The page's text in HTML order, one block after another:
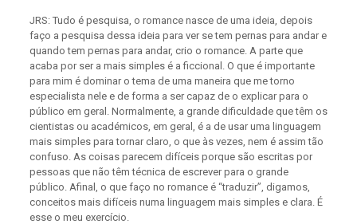
JRS: Tudo é pesquisa, o romance nasce de uma ideia, depois
faço a pesquisa dessa ideia para ver se tem pernas para andar e
quando tem pernas para andar, crio o romance. A parte que
acaba por ser a mais simples é a ficcional. O que é importante
para mim é dominar o tema de uma maneira que me torno
especialista nele e de forma a ser capaz de o explicar para o
público em geral. Normalmente, a grande dificuldade que têm os
cientistas ou académicos, em geral, é a de usar uma linguagem
mais simples para tornar claro, o que às vezes, nem é assim tão
confuso. As coisas parecem difíceis porque são escritas por
pessoas que não têm técnica de escrever para o grande
público. Afinal, o que faço no romance é “traduzir”, digamos,
conceitos mais difíceis numa linguagem mais simples e clara. É
esse o meu exercício.